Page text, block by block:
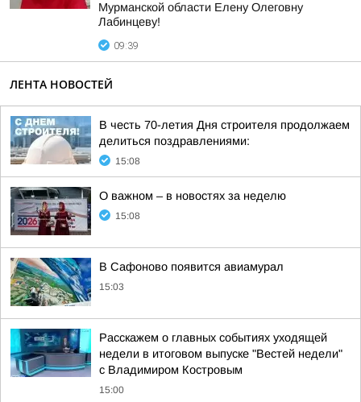
Мурманской области Елену Олеговну
Лабинцеву!
09:39
ЛЕНТА НОВОСТЕЙ
В честь 70-летия Дня строителя продолжаем
делиться поздравлениями:
15:08
О важном – в новостях за неделю
15:08
В Сафоново появится авиамурал
15:03
Расскажем о главных событиях уходящей
недели в итоговом выпуске "Вестей недели"
с Владимиром Костровым
15:00